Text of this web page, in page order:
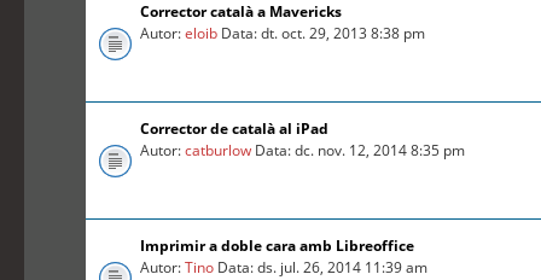
Corrector català a Mavericks
Autor:eloib Data: dt. oct. 29, 2013 8:38 pm
Corrector de català al iPad
Autor:catburlow Data: dc. nov. 12, 2014 8:35 pm
Imprimir a doble cara amb Libreoffice
Autor:Tino Data: ds. jul. 26, 2014 11:39 am